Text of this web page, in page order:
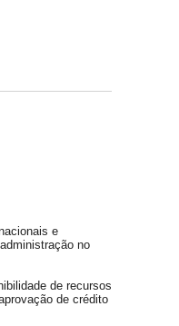
e
no
de recursos
de crédito